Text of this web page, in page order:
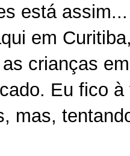
está
em
crianças
Eu fico
mas,